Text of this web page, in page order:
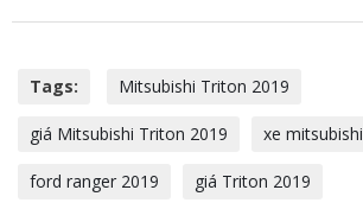
Tags: Mitsubishi Triton 2019
giá Mitsubishi Triton 2019 xe mitsubishi
ford ranger 2019 giá Triton 2019